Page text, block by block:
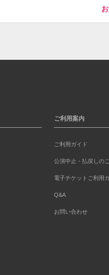
ご利用案内
ご利用ガイド
公演中止・払戻しの
電子チケットご利用
Q&A
お問い合わせ